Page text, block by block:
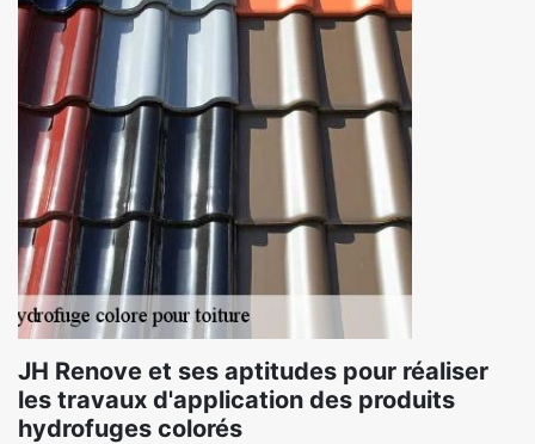
JH Renove et ses aptitudes pour réaliser
les travaux d'application des produits
hydrofuges colorés